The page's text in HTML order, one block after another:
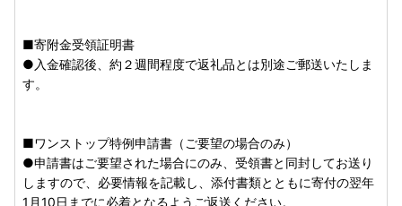
・ふるさと納税をされた方が受取られた返礼品については、
一時所得として課税対象となる場合があります。
「返礼品送付先のご変更」等を承っております。
返礼品のお届けにあたり、ご不在予定や返礼品送付先のご変
更等のご連絡は、お早めに寒河江市ふるさと納税受付センタ
■寄附金受領証明書
●入金確認後、約２週間程度で返礼品とは別途ご郵送いたしま
す。
■ワンストップ特例申請書（ご要望の場合のみ）
●申請書はご要望された場合にのみ、受領書と同封してお送り
しますので、必要情報を記載し、添付書類とともに寄付の翌年
1月10日までに必着となるようご返送ください。